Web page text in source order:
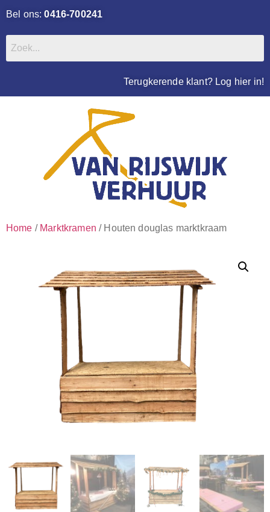
Bel ons:0416-700241
Terugkerende klant? Log hier in!
Home / Marktkramen / Houten douglas marktkraam